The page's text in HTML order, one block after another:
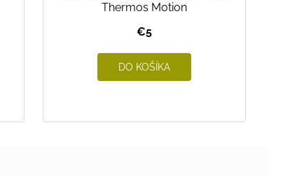
Thermos Motion
€5
DO KOŠÍKA